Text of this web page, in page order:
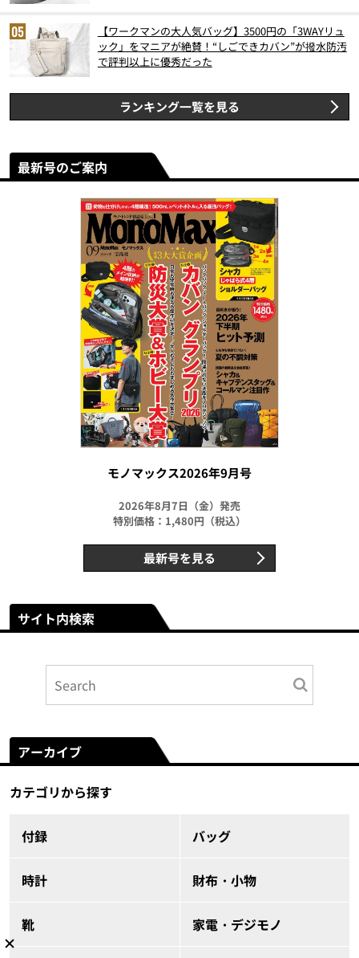
【ワークマンの大人気バッグ】3500円の「3WAYリュ
ック」をマニアが絶賛！“しごできカバン”が撥水防汚
で評判以上に優秀だった
ランキング一覧を見る
最新号のご案内
モノマックス2026年9月号
2026年8月7日（金）発売
特別価格：1,480円（税込）
最新号を見る
サイト内検索
アーカイブ
カテゴリから探す
付録 バッグ
時計 財布・小物
靴 家電・デジモノ